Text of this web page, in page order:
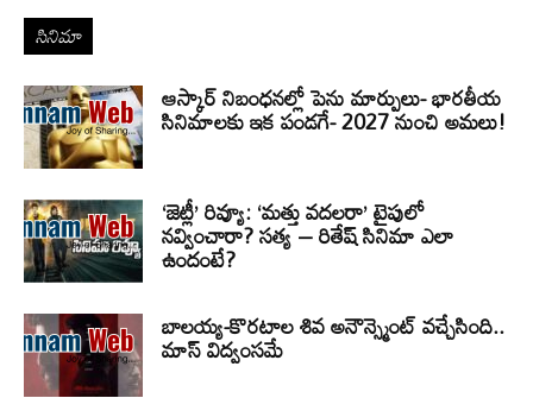
సినిమా
ఆస్కార్ నిబంధనల్లో పెను మార్పులు- భారతీయ
సినిమాలకు ఇక పండగే- 2027 నుంచి అమలు!
‘జెట్లీ’ రివ్యూ: ‘మత్తు వదలరా’ టైపులో
నవ్వించారా? సత్య – రితేష్ సినిమా ఎలా
ఉందంటే?
బాలయ్య-కొరటాల శివ అనౌన్స్మెంట్ వచ్చేసింది..
మాస్ విద్వంసమే